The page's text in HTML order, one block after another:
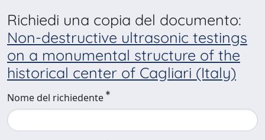
Richiedi una copia del documento:
Non-destructive ultrasonic testings
on a monumental structure of the
historical center of Cagliari (Italy)
Nome del richiedente